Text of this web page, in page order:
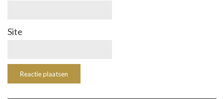
Site